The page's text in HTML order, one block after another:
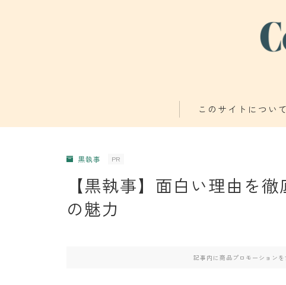
このサイトについて
黒執事 PR
【黒執事】面白い理由を
の魅力
記事内に商品プロモーション